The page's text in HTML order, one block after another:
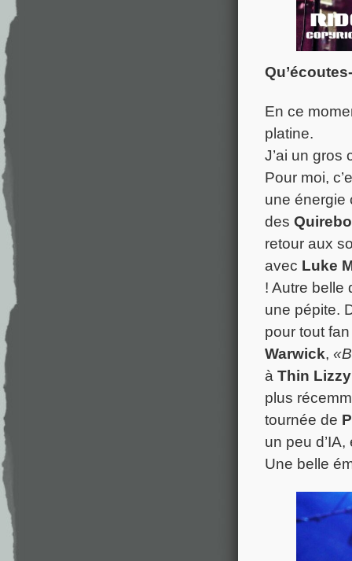
En ce
platine.
J’ai un
Pour moi,
une énergie
des
retour aux
avec Luke
! Autre
une pépite.
pour tout
Warwick,
à Thin Lizzy
plus
tournée de
un peu
Une belle